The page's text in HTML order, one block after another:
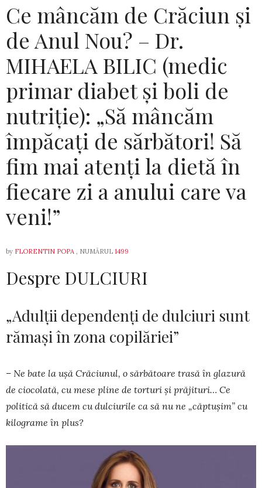
Ce mâncăm de Crăciun și
de Anul Nou? – Dr.
MIHAELA BILIC (medic
primar diabet și boli de
nutriție): „Să mâncăm
împăcați de sărbători! Să
fim mai atenți la dietă în
fiecare zi a anului care va
veni!”
by FLORENTIN POPA , NUMĂRUL 1499
Despre DULCIURI
„Adulții dependenți de dulciuri sunt
rămași în zona copilăriei”
– Ne bate la ușă Crăciunul, o sărbătoare trasă în glazură
de ciocolată, cu mese pline de torturi și prăjituri… Ce
politică să du­cem cu dul­ciu­rile ca să nu ne „căptușim” cu
kilograme în plus?